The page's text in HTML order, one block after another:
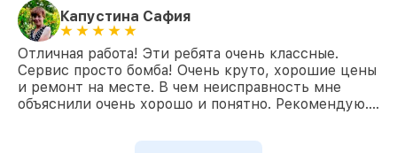
Капустина Сафия
Отличная работа! Эти ребята очень классные.
Сервис просто бомба! Очень круто, хорошие цены
и ремонт на месте. В чем неисправность мне
объяснили очень хорошо и понятно. Рекомендую….